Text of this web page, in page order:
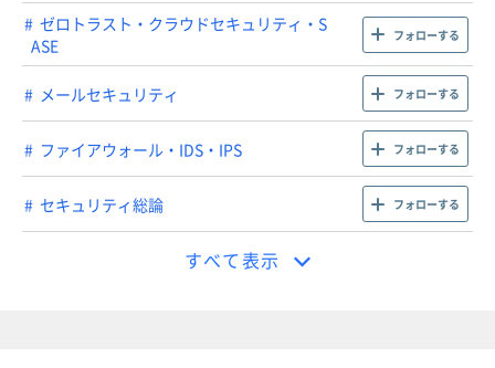
ゼロトラスト・クラウドセキュリティ・S
ASE
フォローする
メールセキュリティ フォローする
ファイアウォール・IDS・IPS フォローする
セキュリティ総論 フォローする
すべて表示